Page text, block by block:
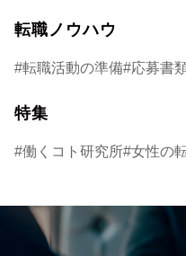
転職ノウハウ
転職活動の準備 応募書
特集
働くコト研究所 女性の